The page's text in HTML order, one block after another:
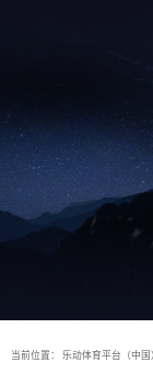
当前位置： 乐动体育平台（中